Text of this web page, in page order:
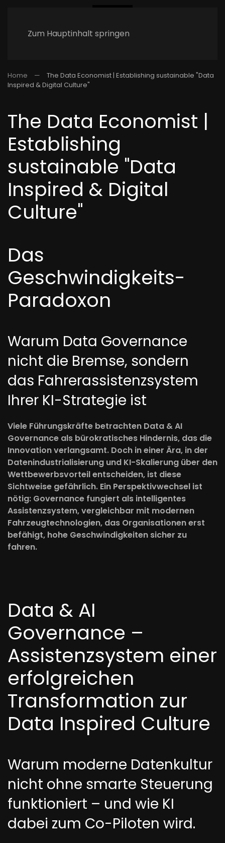
Zum Hauptinhalt springen
Home
The Data Economist | Establishing sustainable "Data
Inspired & Digital Culture"
The Data Economist |
Establishing
sustainable "Data
Inspired & Digital
Culture"
Das
Geschwindigkeits-
Paradoxon
Warum Data Governance
nicht die Bremse, sondern
das Fahrerassistenzsystem
Ihrer KI-Strategie ist
Viele Führungskräfte betrachten Data & AI
Governance als bürokratisches Hindernis, das die
Innovation verlangsamt. Doch in einer Ära, in der
Datenindustrialisierung und KI-Skalierung über den
Wettbewerbsvorteil entscheiden, ist diese
Sichtweise gefährlich. Ein Perspektivwechsel ist
nötig: Governance fungiert als intelligentes
Assistenzsystem, vergleichbar mit modernen
Fahrzeugtechnologien, das Organisationen erst
befähigt, hohe Geschwindigkeiten sicher zu
fahren.
Data & AI
Governance –
Assistenzsystem einer
erfolgreichen
Transformation zur
Data Inspired Culture
Warum moderne Datenkultur
nicht ohne smarte Steuerung
funktioniert – und wie KI
dabei zum Co-Piloten wird.